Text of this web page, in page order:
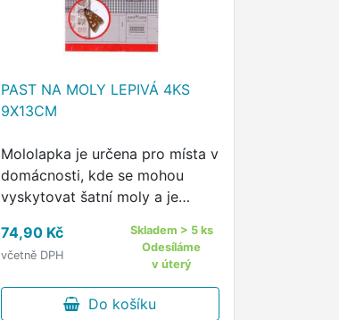
PAST NA MOLY LEPIVÁ 4KS
9X13CM
Mololapka je určena pro místa v
domácnosti, kde se mohou
vyskytovat šatní moly a je
kožichů a jiných textilií.
74,90 Kč
včetně DPH
Skladem > 5 ks
Odesíláme
v úterý
Do košíku